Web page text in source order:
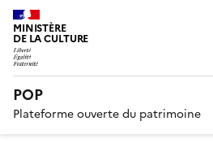
MINISTÈRE
DE LA CULTURE
POP
Plateforme ouverte du patrimoine